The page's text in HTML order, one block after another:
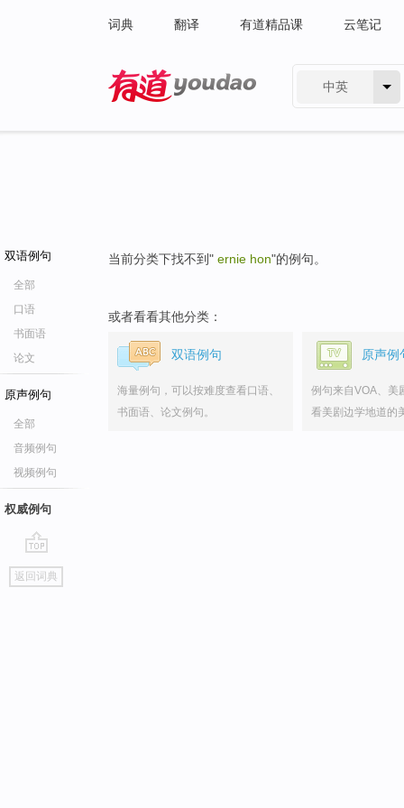
词典 翻译 有道精品课 云笔记
中英
双语例句
全部
口语
书面语
论文
原声例句
全部
音频例句
视频例句
权威例句
go
top
返回词典
当前分类下找不到" ernie hon"的例句。
或者看看其他分类：
双语例句
海量例句，可以按难度查看口语、
书面语、论文例句。
原声例
例句来自VOA、美
看美剧边学地道的